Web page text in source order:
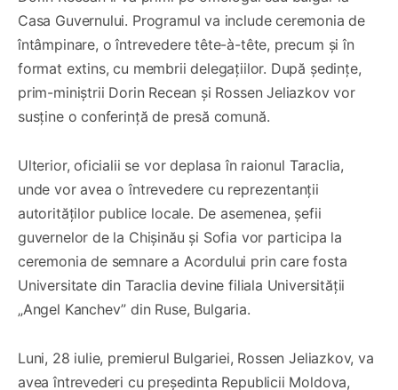
Casa Guvernului. Programul va include ceremonia de
întâmpinare, o întrevedere tête-à-tête, precum și în
format extins, cu membrii delegațiilor. După ședințe,
prim-miniștrii Dorin Recean și Rossen Jeliazkov vor
susține o conferință de presă comună.
Ulterior, oficialii se vor deplasa în raionul Taraclia,
unde vor avea o întrevedere cu reprezentanții
autorităților publice locale. De asemenea, șefii
guvernelor de la Chișinău și Sofia vor participa la
ceremonia de semnare a Acordului prin care fosta
Universitate din Taraclia devine filiala Universității
„Angel Kanchev” din Ruse, Bulgaria.
Luni, 28 iulie, premierul Bulgariei, Rossen Jeliazkov, va
avea întrevederi cu președinta Republicii Moldova,